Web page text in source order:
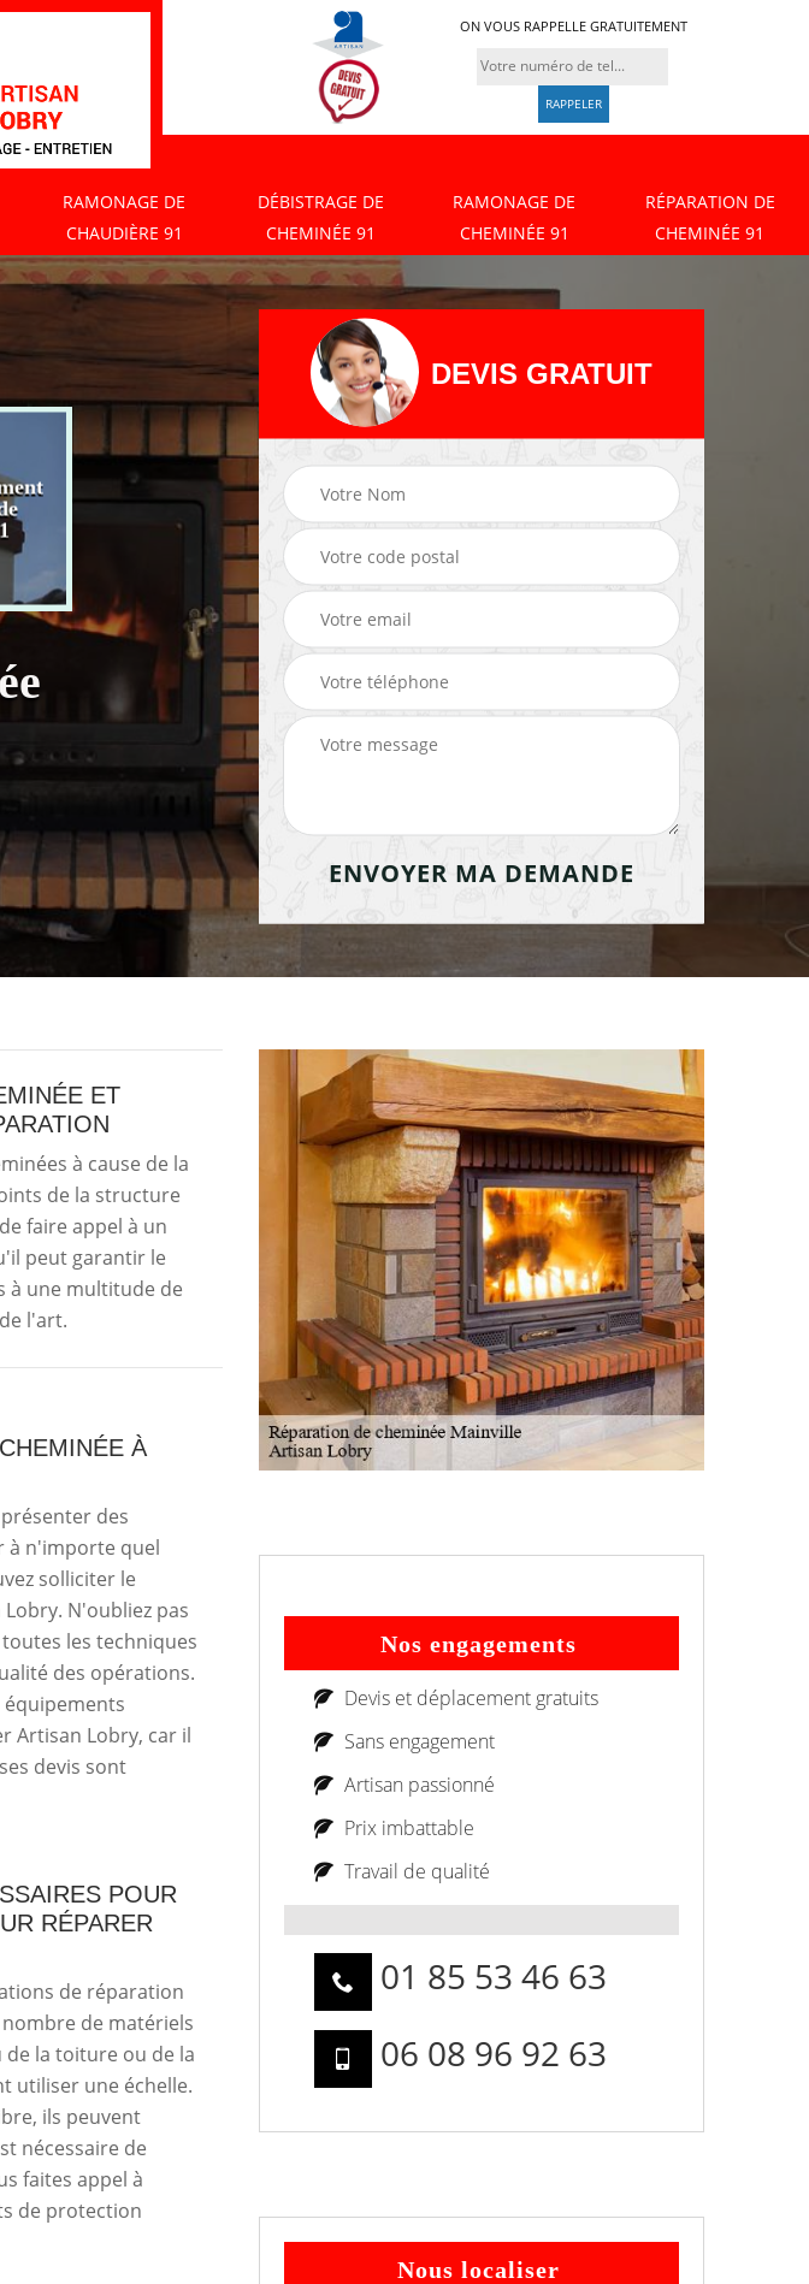
ON VOUS RAPPELLE GRATUITEMENT
RAMONAGE DE
CHAUDIÈRE 91
DÉBISTRAGE DE
CHEMINÉE 91
RAMONAGE DE
CHEMINÉE 91
RÉPARATION DE
CHEMINÉE 91
Ramonage de
chaudière 91
Débistrage de
cheminée 91
Ramonage de
cheminée 91
DEVIS GRATUIT
ET
à cause de la
de la structure
faire appel à un
peut garantir le
à une multitude de
l'art.
À
des
à n'importe quel
solliciter le
N'oubliez pas
les techniques
des opérations.
équipements
Artisan Lobry, car il
devis sont
POUR
RÉPARER
de réparation
de matériels
la toiture ou de la
utiliser une échelle.
ils peuvent
nécessaire de
faites appel à
de protection
Nos engagements
Devis et déplacement gratuits
Sans engagement
Artisan passionné
Prix imbattable
Travail de qualité
01 85 53 46 63
06 08 96 92 63
Nous localiser